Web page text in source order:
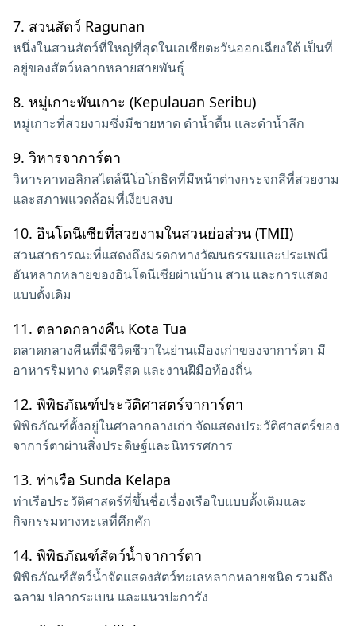
7. สวนสัตว์ Ragunan
หนึ่งในสวนสัตว์ที่ใหญ่ที่สุดในเอเชียตะวันออกเฉียงใต้ เป็นที่
อยู่ของสัตว์หลากหลายสายพันธุ์
8. หมู่เกาะพันเกาะ (Kepulauan Seribu)
หมู่เกาะที่สวยงามซึ่งมีชายหาด ดำน้ำตื้น และดำน้ำลึก
9. วิหารจาการ์ตา
วิหารคาทอลิกสไตล์นีโอโกธิคที่มีหน้าต่างกระจกสีที่สวยงาม
และสภาพแวดล้อมที่เงียบสงบ
10. อินโดนีเซียที่สวยงามในสวนย่อส่วน (TMII)
สวนสาธารณะที่แสดงถึงมรดกทางวัฒนธรรมและประเพณี
อันหลากหลายของอินโดนีเซียผ่านบ้าน สวน และการแสดง
แบบดั้งเดิม
11. ตลาดกลางคืน Kota Tua
ตลาดกลางคืนที่มีชีวิตชีวาในย่านเมืองเก่าของจาการ์ตา มี
อาหารริมทาง ดนตรีสด และงานฝีมือท้องถิ่น
12. พิพิธภัณฑ์ประวัติศาสตร์จาการ์ตา
พิพิธภัณฑ์ตั้งอยู่ในศาลากลางเก่า จัดแสดงประวัติศาสตร์ของ
จาการ์ตาผ่านสิ่งประดิษฐ์และนิทรรศการ
13. ท่าเรือ Sunda Kelapa
ท่าเรือประวัติศาสตร์ที่ขึ้นชื่อเรื่องเรือใบแบบดั้งเดิมและ
กิจกรรมทางทะเลที่คึกคัก
14. พิพิธภัณฑ์สัตว์น้ำจาการ์ตา
พิพิธภัณฑ์สัตว์น้ำจัดแสดงสัตว์ทะเลหลากหลายชนิด รวมถึง
ฉลาม ปลากระเบน และแนวปะการัง